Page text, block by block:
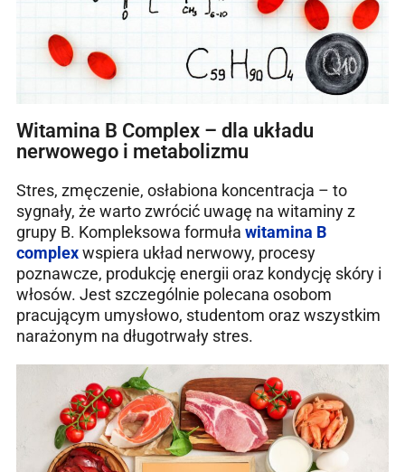
Witamina B Complex – dla układu
nerwowego i metabolizmu
Stres, zmęczenie, osłabiona koncentracja – to
sygnały, że warto zwrócić uwagę na witaminy z
grupy B. Kompleksowa formuła witamina B
complexwspiera układ nerwowy, procesy
poznawcze, produkcję energii oraz kondycję skóry i
włosów. Jest szczególnie polecana osobom
pracującym umysłowo, studentom oraz wszystkim
narażonym na długotrwały stres.